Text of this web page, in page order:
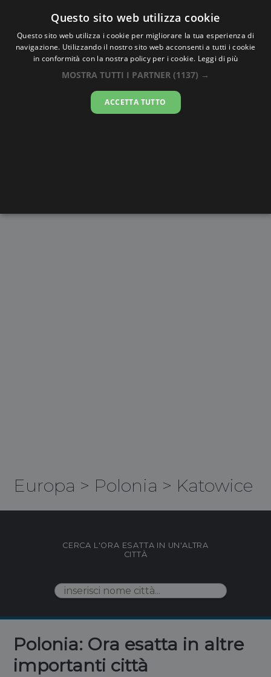
Oraesatta.co
Ora EsattaKatowice
00:27:50
Europa > Polonia > Katowice
CERCA L'ORA ESATTA IN UN'ALTRA
CITTÀ
Polonia: Ora esatta in altre
importanti città
Questo sito web utilizza cookie
Questo sito web utilizza i cookie per migliorare la tua esperienza di
navigazione. Utilizzando il nostro sito web acconsenti a tutti i cookie
in conformità con la nostra policy per i cookie. Leggi di più
MOSTRA TUTTI I PARTNER (1137) →
ACCETTA TUTTO